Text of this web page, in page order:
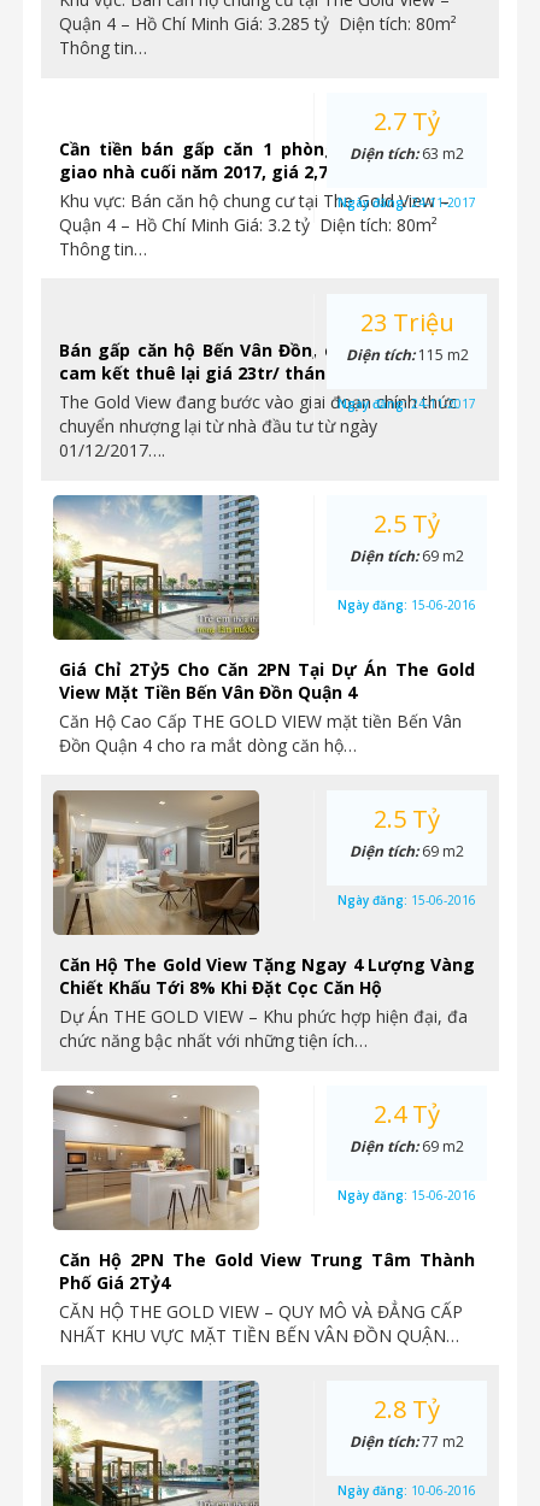
Quận 4 – Hồ Chí Minh Giá: 3.285 tỷ Diện tích: 80m²
Thông tin…
Cần tiền bán gấp căn 1 phòng ngủ Gold View
giao nhà cuối năm 2017, giá 2,7 tỷ. Ngay Quận 4
Khu vực: Bán căn hộ chung cư tại The Gold View –
Quận 4 – Hồ Chí Minh Giá: 3.2 tỷ Diện tích: 80m²
Thông tin…
2.7 Tỷ
Diện tích:63 m2
Ngày đăng:24-11-2017
Bán gấp căn hộ Bến Vân Đồn, chỉ từ 2.4tỷ/ căn,
cam kết thuê lại giá 23tr/ tháng.
The Gold View đang bước vào giai đoạn chính thức
chuyển nhượng lại từ nhà đầu tư từ ngày
01/12/2017….
23 Triệu
Diện tích:115 m2
Ngày đăng:24-11-2017
Giá Chỉ 2Tỷ5 Cho Căn 2PN Tại Dự Án The Gold
View Mặt Tiền Bến Vân Đồn Quận 4
Căn Hộ Cao Cấp THE GOLD VIEW mặt tiền Bến Vân
Đồn Quận 4 cho ra mắt dòng căn hộ…
2.5 Tỷ
Diện tích:69 m2
Ngày đăng: 15-06-2016
Căn Hộ The Gold View Tặng Ngay 4 Lượng Vàng
Chiết Khấu Tới 8% Khi Đặt Cọc Căn Hộ
Dự Án THE GOLD VIEW – Khu phức hợp hiện đại, đa
chức năng bậc nhất với những tiện ích…
2.5 Tỷ
Diện tích:69 m2
Ngày đăng: 15-06-2016
Căn Hộ 2PN The Gold View Trung Tâm Thành
Phố Giá 2Tỷ4
CĂN HỘ THE GOLD VIEW – QUY MÔ VÀ ĐẲNG CẤP
NHẤT KHU VỰC MẶT TIỀN BẾN VÂN ĐỒN QUẬN…
2.4 Tỷ
Diện tích:69 m2
Ngày đăng: 15-06-2016
2.8 Tỷ
Diện tích:77 m2
Ngày đăng: 10-06-2016